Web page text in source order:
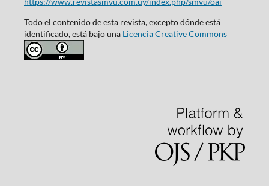
Todo el contenido de esta revista, excepto dónde está
identificado, está bajo una Licencia Creative Commons